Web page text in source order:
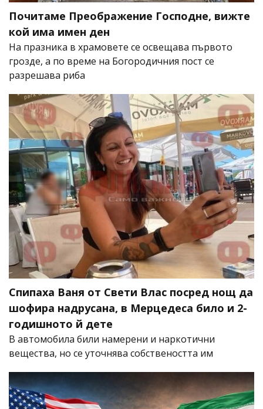
Почитаме Преображение Господне, вижте
кой има имен ден
На празника в храмовете се освещава първото
грозде, а по време на Богородичния пост се
разрешава риба
Спипаха Ваня от Свети Влас посред нощ да
шофира надрусана, в Мерцедеса било и 2-
годишното й дете
В автомобила били намерени и наркотични
вещества, но се уточнява собствеността им